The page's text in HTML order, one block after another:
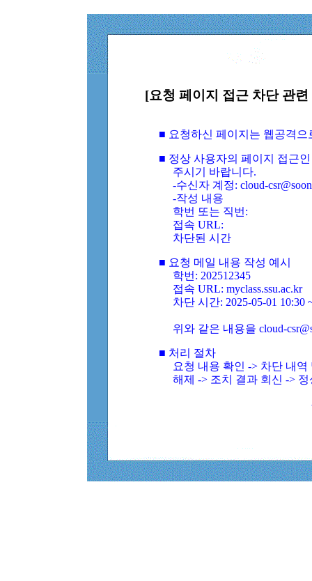
[요청 페이지 접근 차단 관
■ 요청하신 페이지는 웹공격
■ 정상 사용자의 페이지 접근
주시기 바랍니다.
-수신자 계정: cloud-
-작성 내용
학번 또는 직번:
접속 URL:
차단된 시간
■ 요청 메일 내용 작성 예시
학번: 202512345
접속 URL: myclass.ssu.ac.kr
차단 시간: 2025-05-01 10:30
위와 같은 내용을 cloud-
■ 처리 절차
요청 내용 확인 -> 차단 내
해제 -> 조치 결과 회신 ->